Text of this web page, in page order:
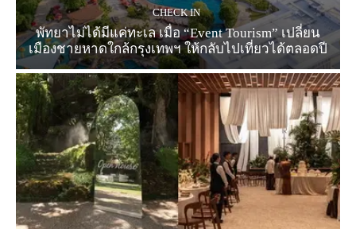
CHECK IN
พัทยาไม่ได้มีแค่ทะเล เมื่อ “Event Tourism” เปลี่ยน
เมืองชายหาดใกล้กรุงเทพฯ ให้กลับไปเที่ยวได้ตลอดปี